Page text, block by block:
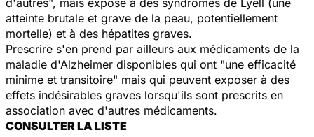
atteinte brutale et grave de la peau, potentiellement
mortelle) et à des hépatites graves.
Prescrire s'en prend par ailleurs aux médicaments de la
maladie d'Alzheimer disponibles qui ont "une efficacité
minime et transitoire" mais qui peuvent exposer à des
effets indésirables graves lorsqu'ils sont prescrits en
association avec d'autres médicaments.
CONSULTER LA LISTE